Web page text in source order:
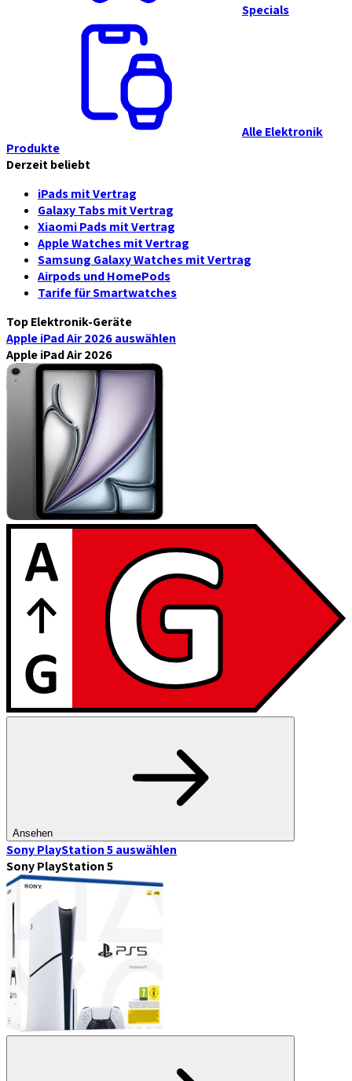
Specials
Alle Elektronik
Produkte
Derzeit beliebt
iPads mit Vertrag
Galaxy Tabs mit Vertrag
Xiaomi Pads mit Vertrag
Apple Watches mit Vertrag
Samsung Galaxy Watches mit Vertrag
Airpods und HomePods
Tarife für Smartwatches
Top Elektronik-Geräte
Apple iPad Air 2026auswählen
Apple iPad Air 2026
Ansehen
Sony PlayStation 5auswählen
Sony PlayStation 5